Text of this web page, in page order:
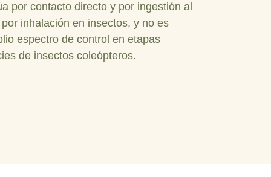
por contacto directo y por ingestión al
inhalación en insectos, y no es
espectro de control en etapas
de insectos coleópteros.